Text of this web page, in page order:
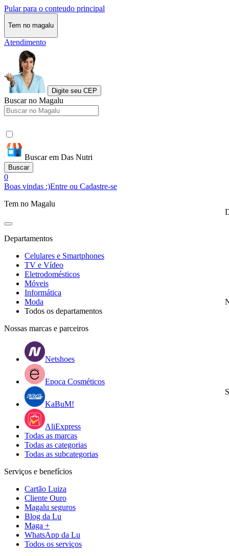
Pular para o conteudo principal
Tem no magalu
Atendimento
Digite seu CEP
Buscar no Magalu
Buscar em Das Nutri
Buscar
0
Boas vindas :)Entre ou Cadastre-se
Tem no Magalu
Departamentos
Celulares e Smartphones
TV e Vídeo
Eletrodomésticos
Móveis
Informática
Moda
Todos os departamentos
Nossas marcas e parceiros
Netshoes
Epoca Cosméticos
KaBuM!
AliExpress
Todas as marcas
Todas as categorias
Todas as subcategorias
Serviços e benefícios
Cartão Luiza
Cliente Ouro
Magalu seguros
Blog da Lu
Maga +
WhatsApp da Lu
Todos os serviços